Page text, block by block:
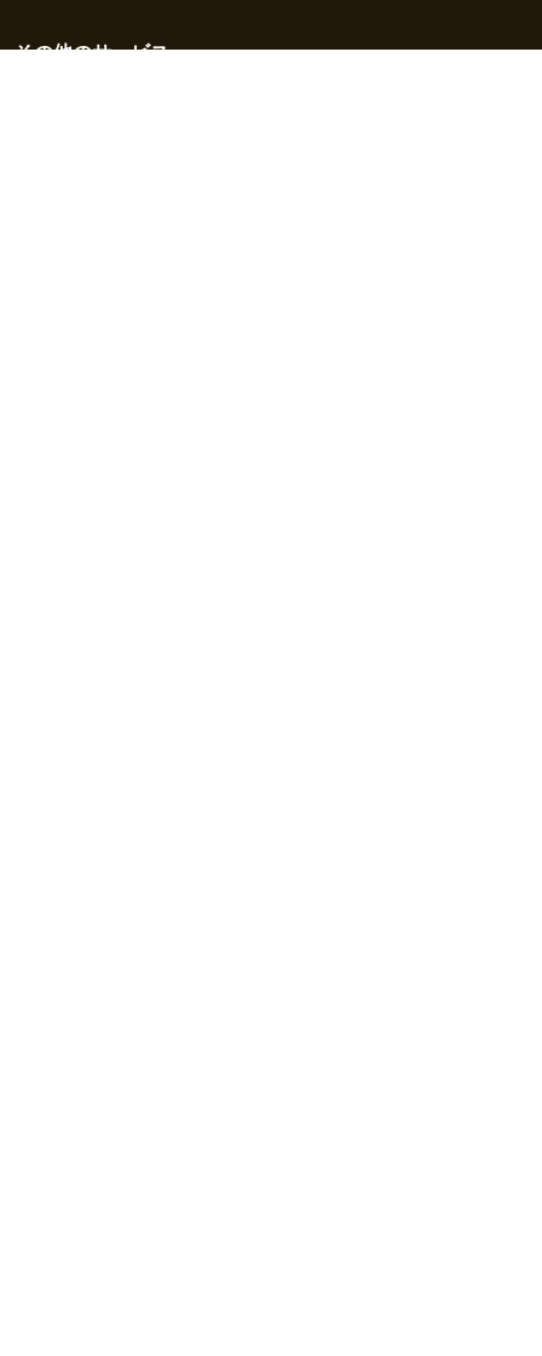
その他のサービス